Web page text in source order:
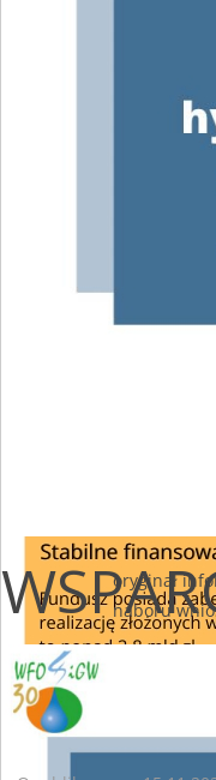
Gospodarki
wstrzymaniu
Wszystkie
regulaminem
WFOŚiGW w
operatorów lub
czasem
oryginał
naboru
UWAGA ! Ważny